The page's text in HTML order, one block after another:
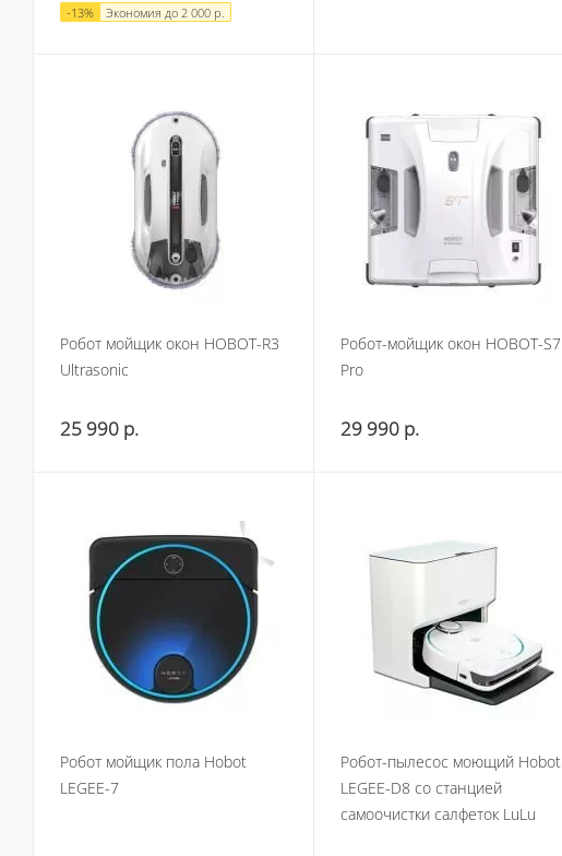
-13% Экономия до 2 000 р.
Робот мойщик окон HOBOT-R3
Ultrasonic
25 990 р.
Робот-мойщик окон HOBOT-S7
Pro
29 990р.
Робот мойщик пола Hobot
LEGEE-7
Робот-пылесос моющий Hobot
LEGEE-D8 со станцией
самоочистки салфеток LuLu